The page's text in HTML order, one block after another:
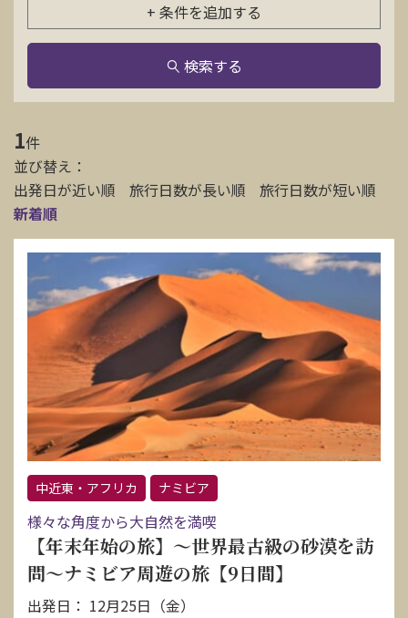
検索
+ 条件を追加する
検索する
1件
並び替え：
出発日が近い順
旅行日数が長い順
旅行日数が短い順
新着順
中近東・アフリカ ナミビア
様々な角度から大自然を満喫
【年末年始の旅】～世界最古級の砂漠を訪
問～ナミビア周遊の旅【9日間】
出発日： 12月25日（金）